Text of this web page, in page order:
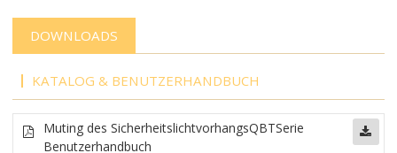
DOWNLOADS
KATALOG & BENUTZERHANDBUCH
Muting des SicherheitslichtvorhangsQBTSerie
Benutzerhandbuch